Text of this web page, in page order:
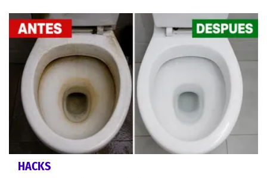
HACKS